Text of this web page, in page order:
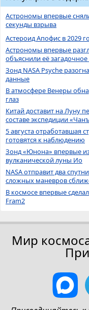
Астрономы впервые
секунды взрыва
Астероид Апофис в 2029
Астрономы впервые
объяснили её
Зонд NASA Psyche
данные
В атмосфере Венеры
глаз
Китай доставит на Луну
составе экспедиции
5 августа отработавшая
готовятся к наблюдению
Зонд «Юнона» впервые
вулканической луны Ио
NASA отправит два
сложных маневров
В космосе впервые
Fram2
Мир